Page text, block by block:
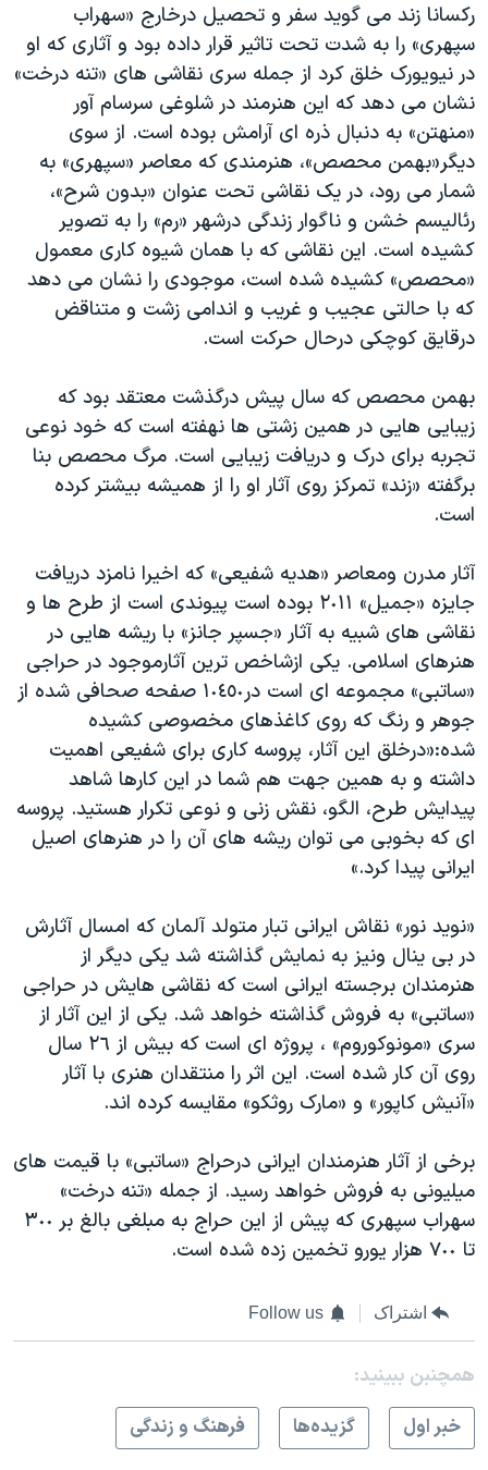
رکسانا زند می گوید سفر و تحصیل درخارج «سهراب
سپهری» را به شدت تحت تاثیر قرار داده بود و آثاری که او
در نیویورک خلق کرد از جمله سری نقاشی های «تنه درخت»
نشان می دهد که این هنرمند در شلوغی سرسام آور
«منهتن» به دنبال ذره ای آرامش بوده است. از سوی
دیگر«بهمن محصص»، هنرمندی که معاصر «سپهری» به
شمار می رود، در یک نقاشی تحت عنوان «بدون شرح»،
رئالیسم خشن و ناگوار زندگی درشهر «رم» را به تصویر
کشیده است. این نقاشی که با همان شیوه کاری معمول
«محصص» کشیده شده است، موجودی را نشان می دهد
که با حالتی عجیب و غریب و اندامی زشت و متناقض
درقایق کوچکی درحال حرکت است.
بهمن محصص که سال پیش درگذشت معتقد بود که
زیبایی هایی در همین زشتی ها نهفته است که خود نوعی
تجربه برای درک و دریافت زیبایی است. مرگ محصص بنا
برگفته «زند» تمرکز روی آثار او را از همیشه بیشتر کرده
است.
آثار مدرن ومعاصر «هدیه شفیعی» که اخیرا نامزد دریافت
جایزه «جمیل» ٢٠١١ بوده است پیوندی است از طرح ها و
نقاشی های شبیه به آثار «جسپر جانز» با ریشه هایی در
هنرهای اسلامی. یکی ازشاخص ترین آثارموجود در حراجی
«ساتبی» مجموعه ای است در١٠٤٥٠ صفحه صحافی شده از
جوهر و رنگ که روی کاغذهای مخصوصی کشیده
شده:«درخلق این آثار، پروسه کاری برای شفیعی اهمیت
داشته و به همین جهت هم شما در این کارها شاهد
پیدایش طرح، الگو، نقش زنی و نوعی تکرار هستید. پروسه
ای که بخوبی می توان ریشه های آن را در هنرهای اصیل
ایرانی پیدا کرد.»
«نوید نور» نقاش ایرانی تبار متولد آلمان که امسال آثارش
در بی ینال ونیز به نمایش گذاشته شد یکی دیگر از
هنرمندان برجسته ایرانی است که نقاشی هایش در حراجی
«ساتبی» به فروش گذاشته خواهد شد. یکی از این آثار از
سری «مونوکوروم» ، پروژه ای است که بیش از ٢٦ سال
روی آن کار شده است. این اثر را منتقدان هنری با آثار
«آنیش کاپور» و «مارک روثکو» مقایسه کرده اند.
برخی از آثار هنرمندان ایرانی درحراج «ساتبی» با قیمت های
میلیونی به فروش خواهد رسید. از جمله «تنه درخت»
سهراب سپهری که پیش از این حراج به مبلغی بالغ بر ٣٠٠
تا ٧٠٠ هزار یورو تخمین زده شده است.
اشتراک Follow us
همچنبن ببینید:
خبر اول
گزيده‌ها فرهنگ و زندگی